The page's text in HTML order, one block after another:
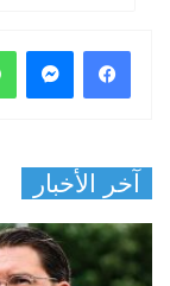
فيسبوك
آخر الأخبار